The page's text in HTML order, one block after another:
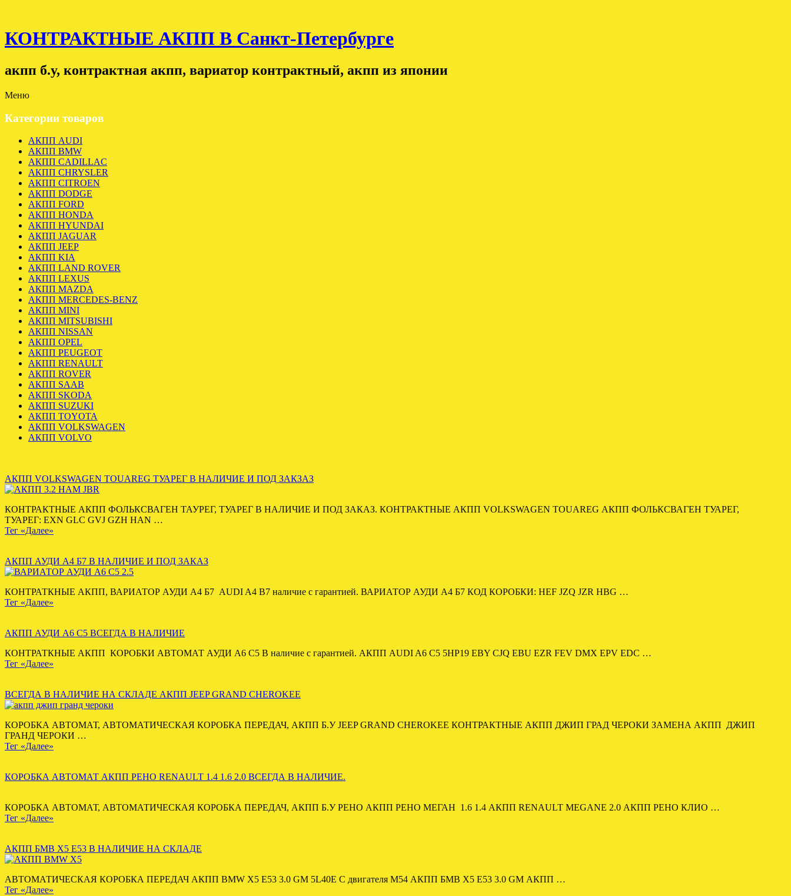
КОНТРАКТНЫЕ АКПП В Санкт-Петербурге
акпп б.у, контрактная акпп, вариатор контрактный, акпп из японии
Меню
Категории товаров
АКПП AUDI
АКПП BMW
АКПП CADILLAC
АКПП CHRYSLER
АКПП CITROEN
АКПП DODGE
АКПП FORD
АКПП HONDA
АКПП HYUNDAI
АКПП JAGUAR
АКПП JEEP
АКПП KIA
АКПП LAND ROVER
АКПП LEXUS
АКПП MAZDA
АКПП MERCEDES-BENZ
АКПП MINI
АКПП MITSUBISHI
АКПП NISSAN
АКПП OPEL
АКПП PEUGEOT
АКПП RENAULT
АКПП ROVER
АКПП SAAB
АКПП SKODA
АКПП SUZUKI
АКПП TOYOTA
АКПП VOLKSWAGEN
АКПП VOLVO
АКПП VOLKSWAGEN TOUAREG ТУАРЕГ В НАЛИЧИЕ И ПОД ЗАКЗАЗ
КОНТРАКТНЫЕ АКПП ФОЛЬКСВАГЕН ТАУРЕГ, ТУАРЕГ В НАЛИЧИЕ И ПОД ЗАКАЗ. КОНТРАКТНЫЕ АКПП VOLKSWAGEN TOUAREG АКПП ФОЛЬКСВАГЕН ТУАРЕГ,
ТУАРЕГ: EXN GLC GVJ GZH HAN …
Тег «Далее»
АКПП АУДИ А4 Б7 В НАЛИЧИЕ И ПОД ЗАКАЗ
КОНТРАТКНЫЕ АКПП, ВАРИАТОР АУДИ А4 Б7 AUDI A4 B7 наличие с гарантией. ВАРИАТОР АУДИ А4 Б7 КОД КОРОБКИ: HEF JZQ JZR HBG …
Тег «Далее»
АКПП АУДИ А6 С5 ВСЕГДА В НАЛИЧИЕ
КОНТРАТКНЫЕ АКПП КОРОБКИ АВТОМАТ АУДИ А6 С5 В наличие с гарантией. АКПП AUDI A6 C5 5HP19 EBY CJQ EBU EZR FEV DMX EPV EDC …
Тег «Далее»
ВСЕГДА В НАЛИЧИЕ НА СКЛАДЕ АКПП JEEP GRAND CHEROKEE
КОРОБКА АВТОМАТ, АВТОМАТИЧЕСКАЯ КОРОБКА ПЕРЕДАЧ, АКПП Б.У JEEP GRAND CHEROKEE КОНТРАКТНЫЕ АКПП ДЖИП ГРАД ЧЕРОКИ ЗАМЕНА АКПП ДЖИП
ГРАНД ЧЕРОКИ …
Тег «Далее»
КОРОБКА АВТОМАТ АКПП РЕНО RENAULT 1.4 1.6 2.0 ВСЕГДА В НАЛИЧИЕ.
КОРОБКА АВТОМАТ, АВТОМАТИЧЕСКАЯ КОРОБКА ПЕРЕДАЧ, АКПП Б.У РЕНО АКПП РЕНО МЕГАН 1.6 1.4 АКПП RENAULT MEGANE 2.0 АКПП РЕНО КЛИО …
Тег «Далее»
АКПП БМВ Х5 Е53 В НАЛИЧИЕ НА СКЛАДЕ
АВТОМАТИЧЕСКАЯ КОРОБКА ПЕРЕДАЧ АКПП BMW X5 E53 3.0 GM 5L40E С двигателя M54 АКПП БМВ Х5 Е53 3.0 GM АКПП …
Тег «Далее»